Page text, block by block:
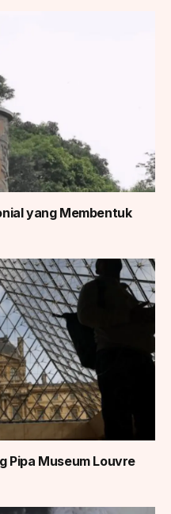
yang Membentuk
Pipa Museum Louvre